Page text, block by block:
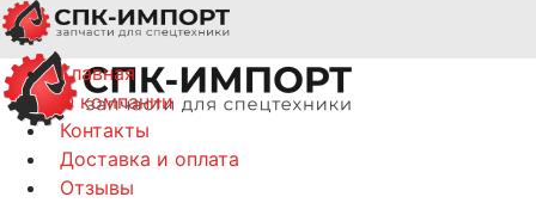
Главная
О компании
Контакты
Доставка и оплата
Отзывы